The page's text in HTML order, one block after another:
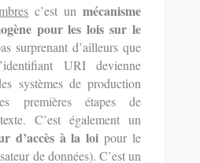
c’est unmécanisme
pour les lois sur le
surprenant d’ailleurs que
URI devienne
systèmes de production
premières étapes de
C’est également un
d’accès à la loi pour le
de données). C’est un